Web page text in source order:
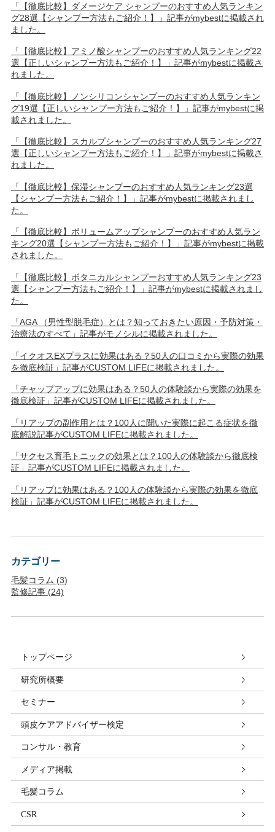
「【徹底比較】ダメージケア シャンプーのおすすめ人気ランキン
グ28選【シャンプー方法もご紹介！】」記事がmybestに掲載され
ました。
「【徹底比較】アミノ酸シャンプーのおすすめ人気ランキング22
選【正しいシャンプー方法もご紹介！】」記事がmybestに掲載さ
れました。
「【徹底比較】ノンシリコンシャンプーのおすすめ人気ランキン
グ19選【正しいシャンプー方法もご紹介！】」記事がmybestに掲
載されました。
「【徹底比較】スカルプシャンプーのおすすめ人気ランキング27
選【正しいシャンプー方法もご紹介！】」記事がmybestに掲載さ
れました。
「【徹底比較】保湿シャンプーのおすすめ人気ランキング23選
【シャンプー方法もご紹介！】」記事がmybestに掲載されまし
た。
「【徹底比較】ボリュームアップシャンプーのおすすめ人気ラン
キング20選【シャンプー方法もご紹介！】」記事がmybestに掲載
されました。
「【徹底比較】ボタニカルシャンプーおすすめ人気ランキング23
選【シャンプー方法もご紹介！】」記事がmybestに掲載されまし
た。
「AGA （男性型脱毛症）とは？知っておきたい原因・予防対策・
治療法のすべて」記事がモノシルに掲載されました。
「イクオスEXプラスに効果はある？50人の口コミから実際の効果
を徹底検証」記事がCUSTOM LIFEに掲載されました。
「チャップアップに効果はある？50人の体験談から実際の効果を
徹底検証」記事がCUSTOM LIFEに掲載されました。
「リアップの副作用とは？100人に聞いた実際に起こる症状を徹
底解説記事がCUSTOM LIFEに掲載されました。
「サクセス育毛トニックの効果とは？100人の体験談から徹底検
証」記事がCUSTOM LIFEに掲載されました。
「リアップに効果はある？100人の体験談から実際の効果を徹底
検証」記事がCUSTOM LIFEに掲載されました。
カテゴリー
毛髪コラム (3)
監修記事 (24)
トップページ
研究所概要
セミナー
頭皮ケアアドバイザー検定
コンサル・教育
メディア掲載
毛髪コラム
CSR